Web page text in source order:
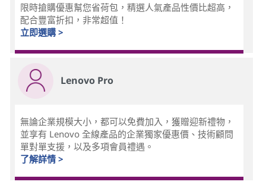
限時搶購優惠幫您省荷包，精選人氣產品性價比超高，
配合豐富折扣，非常超值！
立即選購 >
Lenovo Pro
無論企業規模大小，都可以免費加入，獲贈迎新禮物，
並享有 Lenovo 全線產品的企業獨家優惠價、技術顧問
單對單支援，以及多項會員禮遇。
了解詳情 >